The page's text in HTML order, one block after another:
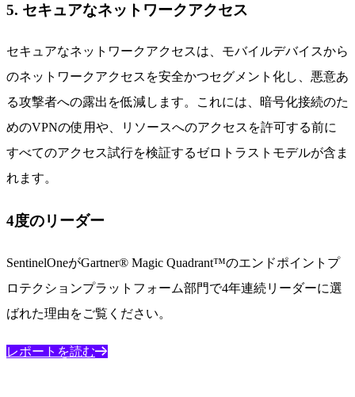
5. セキュアなネットワークアクセス
セキュアなネットワークアクセスは、モバイルデバイスから
のネットワークアクセスを安全かつセグメント化し、悪意あ
る攻撃者への露出を低減します。これには、暗号化接続のた
めのVPNの使用や、リソースへのアクセスを許可する前に
すべてのアクセス試行を検証するゼロトラストモデルが含ま
れます。
4度のリーダー
SentinelOneがGartner® Magic Quadrant™のエンドポイントプ
ロテクションプラットフォーム部門で4年連続リーダーに選
ばれた理由をご覧ください。
レポートを読む